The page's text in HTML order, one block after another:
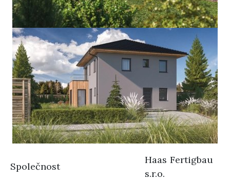
Společnost
Haas Fertigbau
s.r.o.